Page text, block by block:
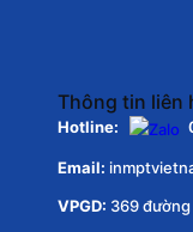
Thông tin liên
Hotline:
Email:
VPGD: 369